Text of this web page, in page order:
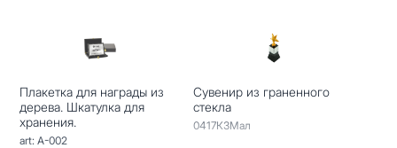
Плакетка для награды из
дерева. Шкатулка для
хранения.
art: A-002
Сувенир из граненного
стекла
0417КЗМал